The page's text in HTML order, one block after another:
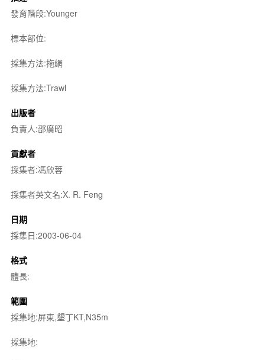
發育階段:Younger
標本部位:
採集方法:拖網
採集方法:Trawl
出版者
負責人:邵廣昭
貢獻者
採集者:馮欣蓉
採集者英文名:X. R. Feng
日期
採集日:2003-06-04
格式
體長:
範圍
採集地:屏東,墾丁KT,N35m
採集地: